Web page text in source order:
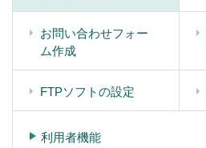
お問い合わせフォー
ム作成
FTPソフトの設定
利用者機能